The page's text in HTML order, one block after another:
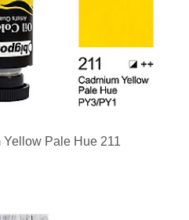
Yellow Pale Hue 211